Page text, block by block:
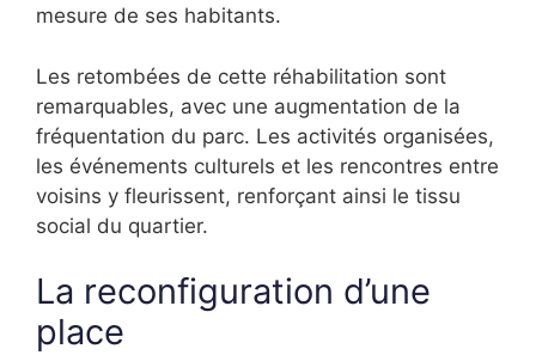
mesure de ses habitants.
Les retombées de cette réhabilitation sont
remarquables, avec une augmentation de la
fréquentation du parc. Les activités organisées,
les événements culturels et les rencontres entre
voisins y fleurissent, renforçant ainsi le tissu
social du quartier.
La reconfiguration d’une
place